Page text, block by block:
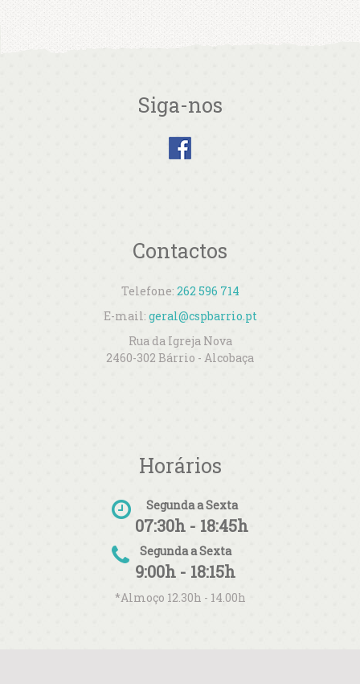
Siga-nos
Contactos
Telefone: 262 596 714
E-mail: geral@cspbarrio.pt
Rua da Igreja Nova
2460-302 Bárrio - Alcobaça
Horários
Segunda a Sexta
07:30h - 18:45h
Segunda a Sexta
9:00h - 18:15h
*Almoço 12.30h - 14.00h